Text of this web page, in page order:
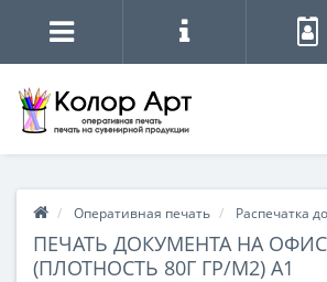
Оперативная печать Распечатка
ПЕЧАТЬ ДОКУМЕНТА НА
(ПЛОТНОСТЬ 80Г ГР/М2) А1